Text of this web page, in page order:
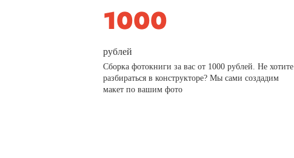
рублей
Сборка фотокниги за вас от 1000 рублей. Не хотите
разбираться в конструкторе? Мы сами создадим
макет по вашим фото